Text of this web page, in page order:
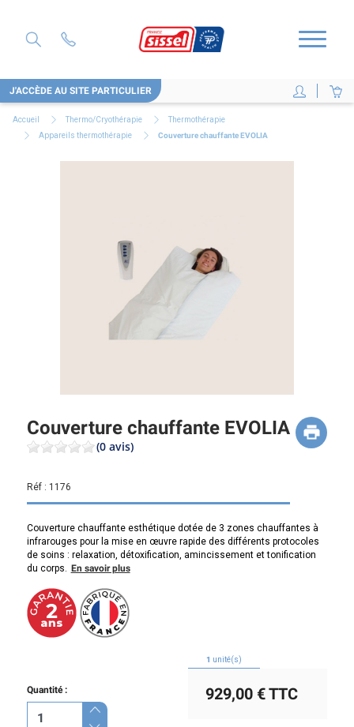
J'ACCÈDE AU SITE PARTICULIER
Accueil Thermo/Cryothérapie
Thermothérapie
Appareils thermothérapie
Couverture chauffante EVOLIA
Couverture chauffante EVOLIA
(0 avis)
Réf : 1176
Couverture chauffante esthétique dotée de 3 zones chauffantes à
infrarouges pour la mise en œuvre rapide des différents protocoles
de soins : relaxation, détoxification, amincissement et tonification
du corps.
En savoir plus
Quantité :
1 unité(s)
929,00 €TTC